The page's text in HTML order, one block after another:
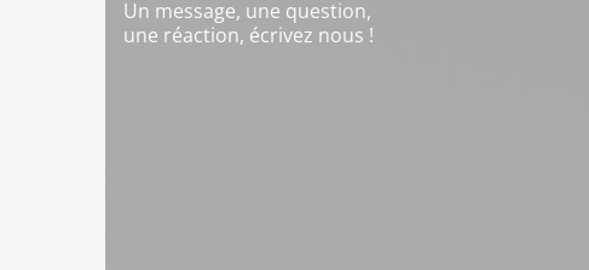
Un message, une question,
une réaction, écrivez nous !